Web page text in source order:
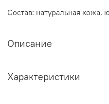
Состав: натуральная кожа,
Описание
Характеристики